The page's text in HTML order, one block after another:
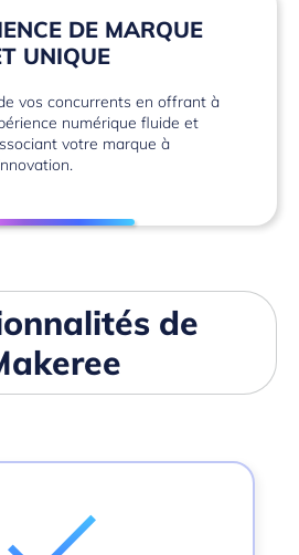
DE MARQUE
UNIQUE
vos concurrents en offrant à
numérique fluide et
votre marque à
de